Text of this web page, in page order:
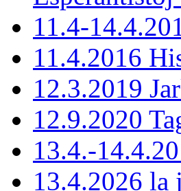
11.4-
11.4.2016
12.3.2019
12.9.2020
13.4.-
13.4.2026 la